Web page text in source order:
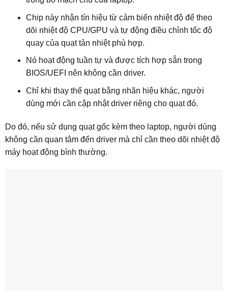
Chip này nhận tín hiệu từ cảm biến nhiệt độ để theo
dõi nhiệt độ CPU/GPU và tự động điều chỉnh tốc độ
quay của quạt tản nhiệt phù hợp.
Nó hoạt động tuần tự và được tích hợp sẵn trong
BIOS/UEFI nên không cần driver.
Chỉ khi thay thế quạt bằng nhãn hiệu khác, người
dùng mới cần cập nhật driver riêng cho quạt đó.
Do đó, nếu sử dụng quạt gốc kèm theo laptop, người dùng
không cần quan tâm đến driver mà chỉ cần theo dõi nhiệt độ
máy hoạt động bình thường.